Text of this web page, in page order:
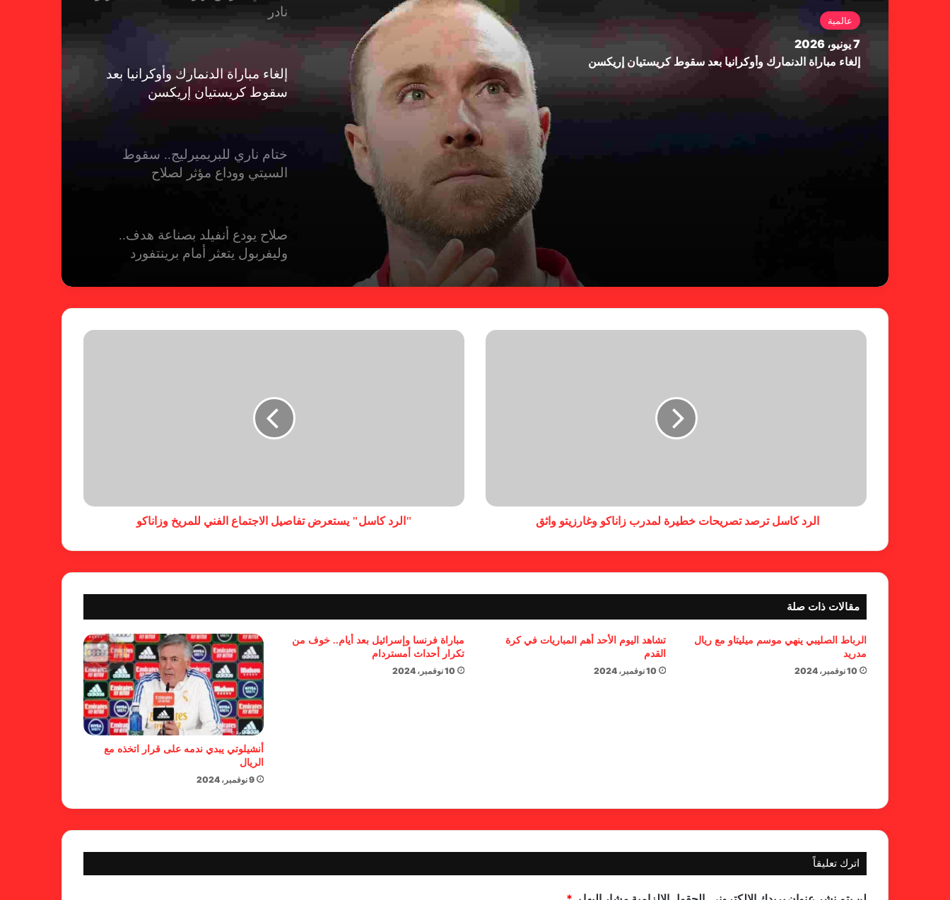
عالمية
7 يونيو، 2026
إلغاء مباراة الدنمارك وأوكرانيا بعد سقوط كريستيان إريكسن
نادر
إلغاء مباراة الدنمارك وأوكرانيا بعد
سقوط كريستيان إريكسن
ختام ناري للبريميرليج.. سقوط
السيتي ووداع مؤثر لصلاح
صلاح يودع أنفيلد بصناعة هدف..
وليفربول يتعثر أمام برينتفورد
ومبابي يخطف الأضواء
فالنسيا يصعق برشلونة بثلاثية مثيرة
في ختام الليجا
العربية للسيدات 2026 الشيخة حياة
آل خليفة: الشارقة تقدم نموذجاً عربياً
متقدماً في تنظيم الرياضة النسائية
منتخب فرنسا
بسبب تصريحات مهينة.. إيقاف حكم
في الدوري الإنجليزي
حضور عربي قوي في قائمة
المرشحين لجوائز “الكاف”
إلغاء مباراة الدنمارك وأوكرانيا بعد
الرد كاسل ترصد تصريحات خطيرة لمدرب زاناكو وغارزيتو واثق "الرد كاسل" يستعرض تفاصيل الاجتماع الفني للمريخ وزاناكو
مقالات ذات صلة
الرباط الصليبي ينهي موسم ميليتاو مع ريال
مدريد
10 نوفمبر، 2024
تشاهد اليوم الأحد أهم المباريات في كرة
القدم
10 نوفمبر، 2024
مباراة فرنسا وإسرائيل بعد أيام.. خوف من
تكرار أحداث أمستردام
10 نوفمبر، 2024
أنشيلوتي يبدي ندمه على قرار اتخذه مع
الريال
9 نوفمبر، 2024
اترك تعليقاً